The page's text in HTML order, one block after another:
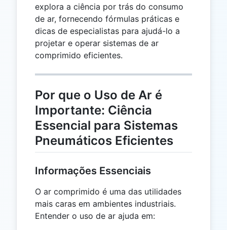
explora a ciência por trás do consumo
de ar, fornecendo fórmulas práticas e
dicas de especialistas para ajudá-lo a
projetar e operar sistemas de ar
comprimido eficientes.
Por que o Uso de Ar é
Importante: Ciência
Essencial para Sistemas
Pneumáticos Eficientes
Informações Essenciais
O ar comprimido é uma das utilidades
mais caras em ambientes industriais.
Entender o uso de ar ajuda em: